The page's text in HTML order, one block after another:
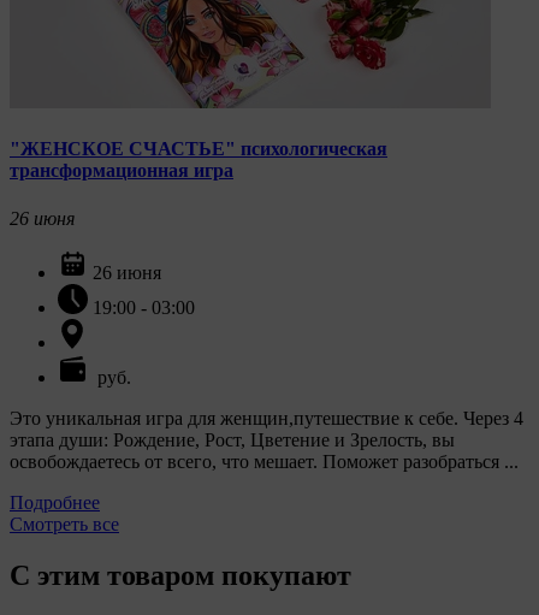
"ЖЕНСКОЕ СЧАСТЬЕ" психологическая
трансформационная игра
26 июня
26 июня
19:00 - 03:00
руб.
Это уникальная игра для женщин,путешествие к себе. Через 4
этапа души: Рождение, Рост, Цветение и Зрелость, вы
освобождаетесь от всего, что мешает. Поможет разобраться ...
Подробнее
Смотреть все
С этим товаром покупают